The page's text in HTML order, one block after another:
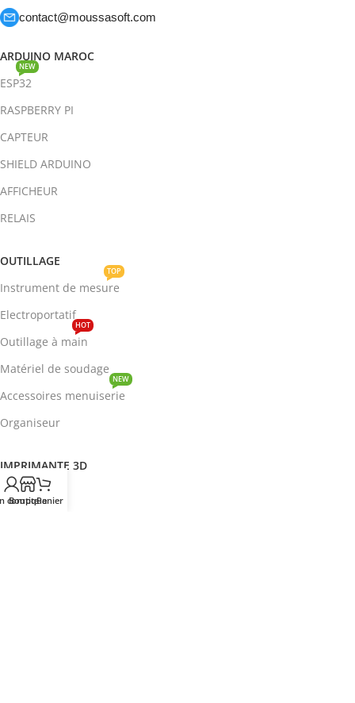
contact@moussasoft.com
ARDUINO MAROC
ESP32
NEW
RASPBERRY PI
CAPTEUR
SHIELD ARDUINO
AFFICHEUR
RELAIS
OUTILLAGE
Instrument de mesure
TOP
Electroportatif
Outillage à main
HOT
Matériel de soudage
Accessoires menuiserie
NEW
Organiseur
IMPRIMANTE 3D
ROBOTIQUE
compte
BoutiquePanier